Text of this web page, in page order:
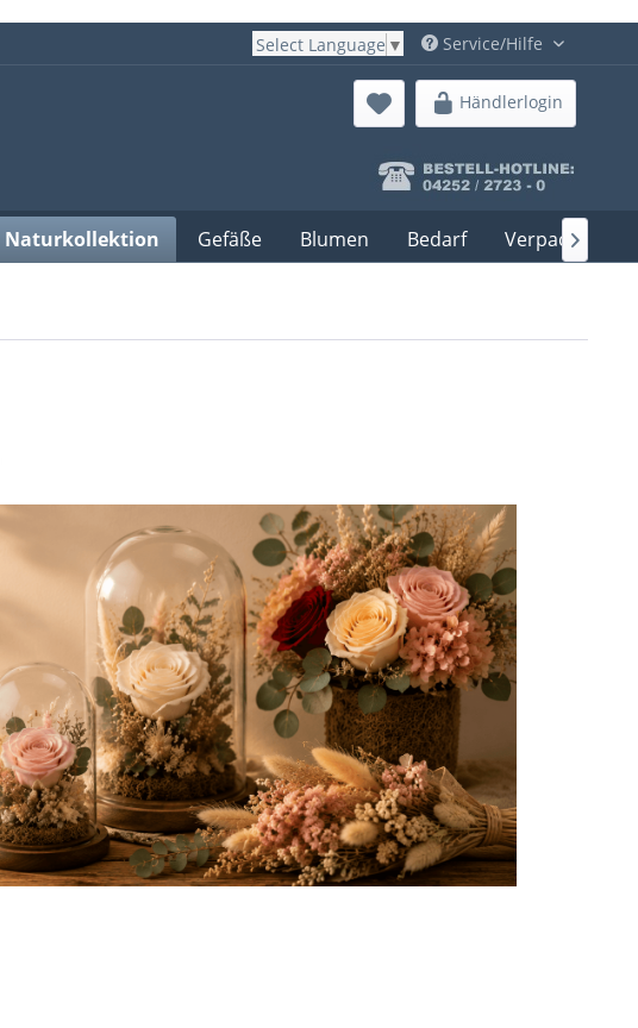
Select Language ▼ Service/Hilfe
Händlerlogin
Naturkollektion Gefäße Blumen Bedarf Verpackung
